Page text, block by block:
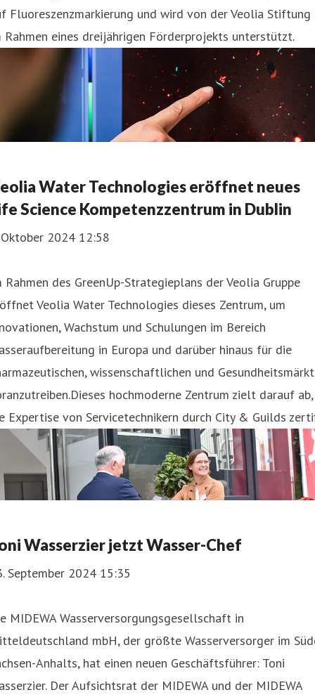
Fluoreszenzmarkierung und wird von der Veolia Stiftung
Rahmen eines dreijährigen Förderprojekts unterstützt.
Water Technologies eröffnet neues
Science Kompetenzzentrum in Dublin
2024 12:58
Rahmen des GreenUp-Strategieplans der Veolia Gruppe
Veolia Water Technologies dieses Zentrum, um
Wachstum und Schulungen im Bereich
in Europa und darüber hinaus für die
wissenschaftlichen und
hochmoderne Zentrum zielt darauf ab,
Expertise von Servicetechnikern durch City & Guilds
Wasserzier jetzt Wasser-Chef
September 2024 15:35
MIDEWA Wasserversorgungsgesellschaft in
mbH, der größte Wasserversorger im
Anhalts, hat einen neuen Geschäftsführer: Toni
Der Aufsichtsrat der MIDEWA und der MIDEWA